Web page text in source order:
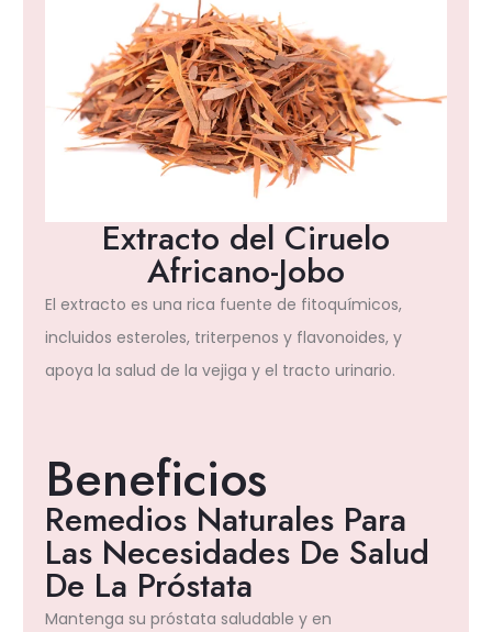
Extracto del Ciruelo
Africano-Jobo
El extracto es una rica fuente de fitoquímicos,
incluidos esteroles, triterpenos y flavonoides, y
apoya la salud de la vejiga y el tracto urinario.
Beneficios
Remedios Naturales Para
Las Necesidades De Salud
De La Próstata
Mantenga su próstata saludable y en